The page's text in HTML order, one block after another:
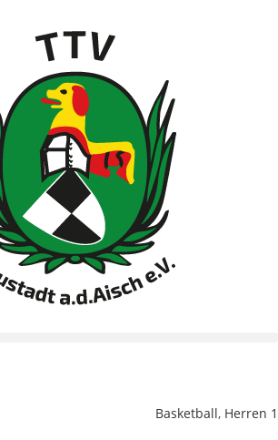
Basketball, Herren 1